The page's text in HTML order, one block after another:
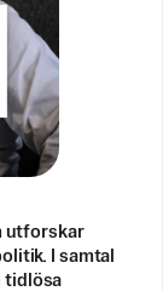
utforskar
I samtal
tidlösa